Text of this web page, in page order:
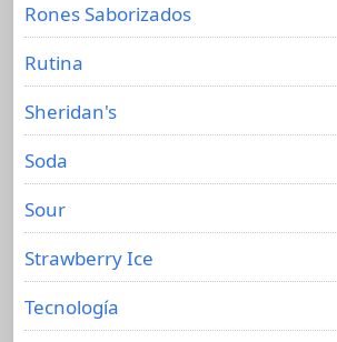
Rones Saborizados
Rutina
Sheridan's
Soda
Sour
Strawberry Ice
Tecnología